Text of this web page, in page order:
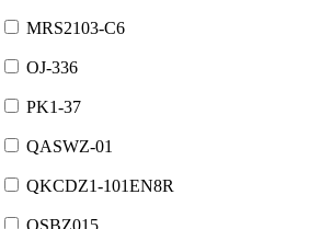
MRS2103-C6
OJ-336
PK1-37
QASWZ-01
QKCDZ1-101EN8R
QSBZ015